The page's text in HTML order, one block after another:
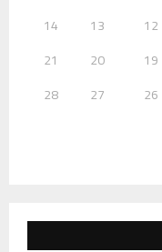
12
13
14
19
20
21
26
27
28